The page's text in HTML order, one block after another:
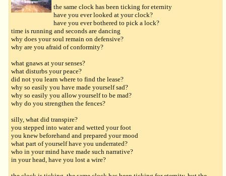
the same clock has been ticking for eternity
have you ever looked at your clock?
have you ever bothered to pick a lock?
time is running and seconds are dancing
why does your soul remain on defensive?
why are you afraid of conformity?
what gnaws at your senses?
what disturbs your peace?
did not you learn where to find the lease?
why so easily you have made yourself sad?
why so easily you allow yourself to be mad?
why do you strengthen the fences?
silly, what did transpire?
you stepped into water and wetted your foot
you knew beforehand and prepared your mood
what part of yourself have you underrated?
who in your mind have made such narrative?
in your head, have you lost a wire?